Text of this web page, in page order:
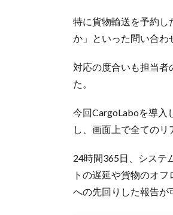
特に貨物輸送を予約し
か」といった問い合わ
対応の度合いも担当
た。
今回CargoLaboを導入
し、画面上で全てのリ
24時間365日、システ
トの遅延や貨物のオ
への先回りした報告が